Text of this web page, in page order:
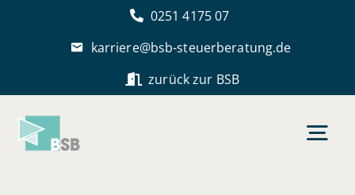
0251 4175 07
karriere@bsb-steuerberatung.de
zurück zur BSB